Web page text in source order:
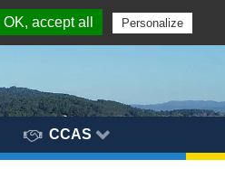
CCAS
accept all Personalize